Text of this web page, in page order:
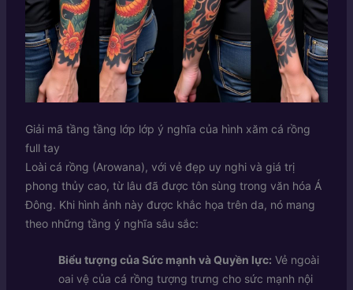
Giải mã tầng tầng lớp lớp ý nghĩa của hình xăm cá rồng
full tay
Loài cá rồng (Arowana), với vẻ đẹp uy nghi và giá trị
phong thủy cao, từ lâu đã được tôn sùng trong văn hóa Á
Đông. Khi hình ảnh này được khắc họa trên da, nó mang
theo những tầng ý nghĩa sâu sắc:
Biểu tượng của Sức mạnh và Quyền lực: Vẻ ngoài
oai vệ của cá rồng tượng trưng cho sức mạnh nội